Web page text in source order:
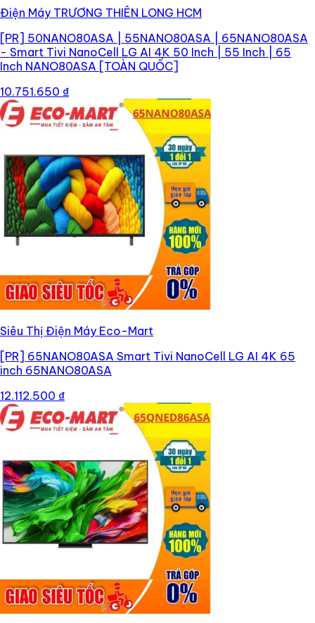
Điện Máy TRƯƠNG THIÊN LONG HCM
[PR] 50NANO80ASA | 55NANO80ASA | 65NANO80ASA
- Smart Tivi NanoCell LG AI 4K 50 Inch | 55 Inch | 65
Inch NANO80ASA [TOÀN QUỐC]
10.751.650 ₫
Siêu Thị Điện Máy Eco-Mart
[PR] 65NANO80ASA Smart Tivi NanoCell LG AI 4K 65
inch 65NANO80ASA
12.112.500 ₫